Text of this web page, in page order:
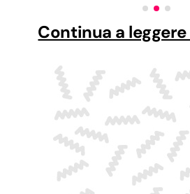
Continua a